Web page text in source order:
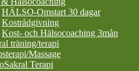
HÄLSO-Omstart 30 dagar
Kostrådgivning
Kost- och Hälsocoaching 3mån
träning/terapi
Massage
Terapi